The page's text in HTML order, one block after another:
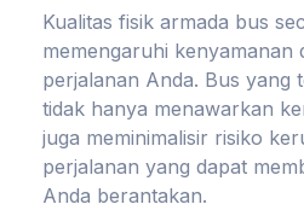
Kualitas fisik armada bus
memengaruhi kenyamanan
perjalanan Anda. Bus yang
tidak hanya menawarkan
juga meminimalisir risiko
perjalanan yang dapat
Anda berantakan.